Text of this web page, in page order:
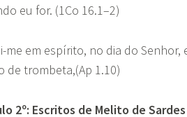
eu for. (1Co 16.1–2)
me em espírito, no dia do
de trombeta,(Ap 1.10)
2º: Escritos de Melito de Sardes